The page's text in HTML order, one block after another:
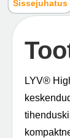
Sissejuhatus
LYV®️